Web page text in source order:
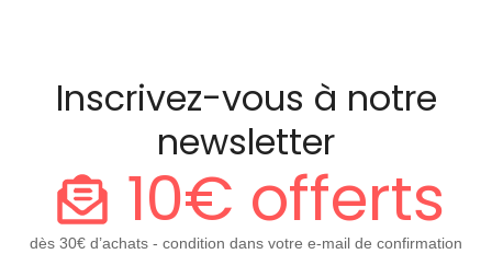
Inscrivez-vous à notre
newsletter
10€ offerts
dès 30€ d’achats - condition dans votre e-mail de confirmation